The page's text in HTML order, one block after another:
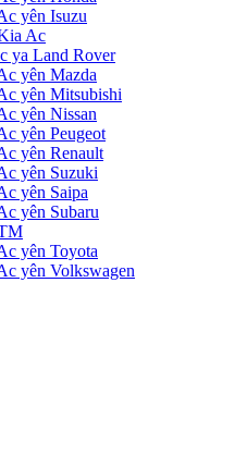
yên Isuzu
Ac
ya Land Rover
yên Mazda
yên Mitsubishi
yên Nissan
yên Peugeot
yên Renault
yên Suzuki
yên Saipa
yên Subaru
yên Toyota
yên Volkswagen